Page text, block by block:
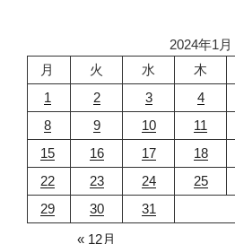
2024年1月
月
火 水 木
1
2 3 4
8
9 10 11
15
16 17 18
22
23 24 25
29
30
31
« 12月